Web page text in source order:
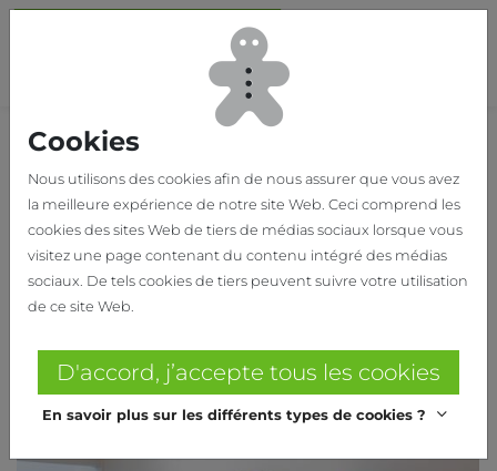
Home
Conception : Maister – Réalisation : Emex
Structure murale avec tringles courbées
Cookies
Nous utilisons des cookies afin de nous assurer que vous avez
la meilleure expérience de notre site Web. Ceci comprend les
cookies des sites Web de tiers de médias sociaux lorsque vous
visitez une page contenant du contenu intégré des médias
sociaux. De tels cookies de tiers peuvent suivre votre utilisation
de ce site Web.
D'accord, j’accepte tous les cookies
En savoir plus sur les différents types de cookies ?